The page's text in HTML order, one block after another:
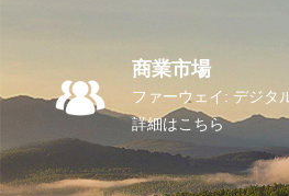
商業市場
ファーウェイ: デジタ
詳細はこちら